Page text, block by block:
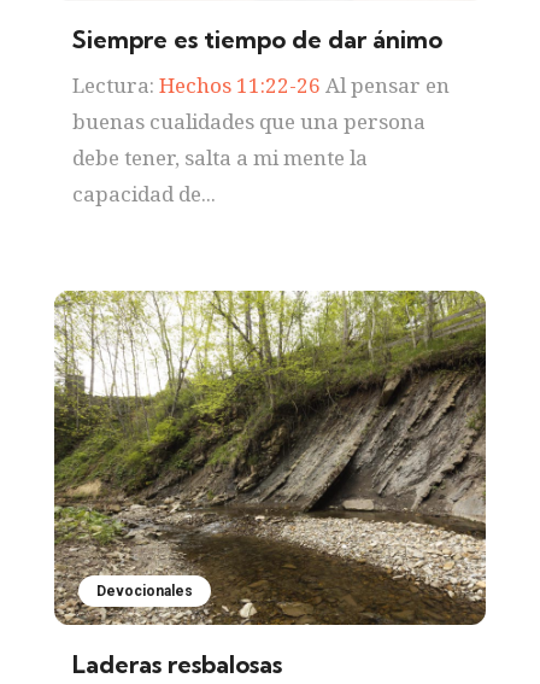
Siempre es tiempo de dar ánimo
Lectura: Hechos 11:22-26 Al pensar en
buenas cualidades que una persona
debe tener, salta a mi mente la
capacidad de...
Devocionales
Laderas resbalosas